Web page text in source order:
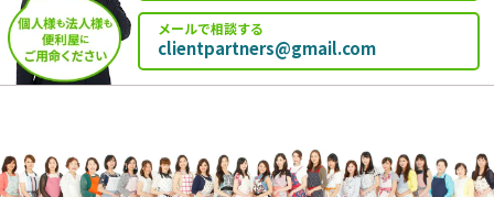
メールで相談する
clientpartners@gmail.com